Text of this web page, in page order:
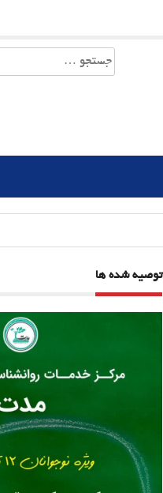
جستجو
برای:
توصیه شده ها